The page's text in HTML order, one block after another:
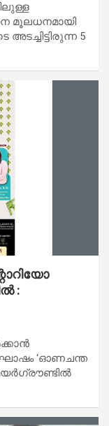
മൂലധനമായി
5
:
‘ഓണചന്ത